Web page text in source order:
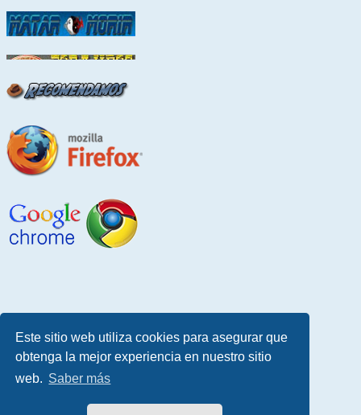
Este sitio web utiliza cookies para asegurar que
obtenga la mejor experiencia en nuestro sitio
web. Saber más